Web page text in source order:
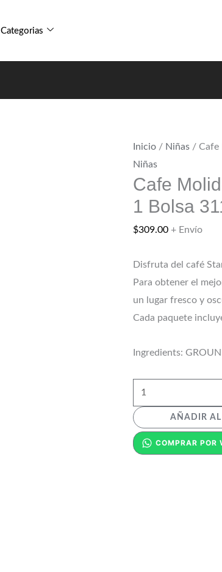
Categorias
Inicio / Niñas / Cafe
Niñas
Cafe
1 Bolsa
$309.00 + Envío
Disfruta del café
Para obtener el
un lugar fresco y
Cada paquete
Ingredients:
Sabor
cantidad
AÑADIR AL
COMPRAR POR
Bolsa
cantidad